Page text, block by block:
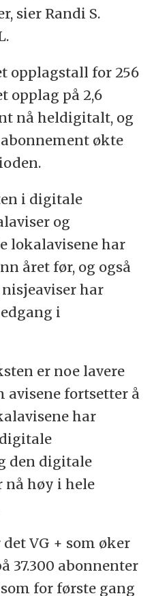
sier Randi S.
opplagstall for 256
opplag på 2,6
nå heldigitalt, og
økte
i digitale
og
lokalavisene har
året før, og også
har
i
er noe lavere
avisene fortsetter å
har
den digitale
nå høy i hele
VG + som øker
37.300 abonnenter
for første gang